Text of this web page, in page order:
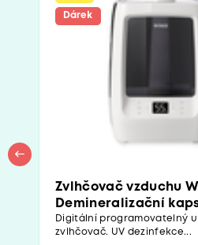
Dárek
Zvlhčovač vzduchu
Demineralizační
Digitální programovatelný
zvlhčovač. UV dezinfekce...